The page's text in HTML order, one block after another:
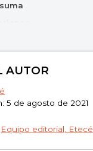
AUTOR
5 de agosto de 2021
Equipo editorial, Etecé